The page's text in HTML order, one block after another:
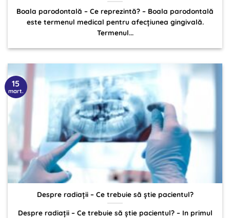
Boala parodontală – Ce reprezintă? – Boala parodontală
este termenul medical pentru afecțiunea gingivală.
Termenul...
Despre radiații – Ce trebuie să știe pacientul?
Despre radiații – Ce trebuie să știe pacientul? – In primul
15
mart.